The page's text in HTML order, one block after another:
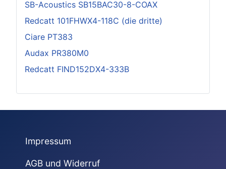
SB-Acoustics SB15BAC30-8-COAX
Redcatt 101FHWX4-118C (die dritte)
Ciare PT383
Audax PR380M0
Redcatt FIND152DX4-333B
Impressum
AGB und Widerruf